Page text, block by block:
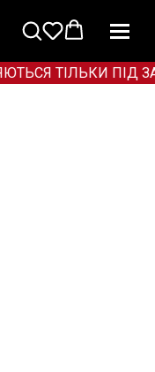
ТІЛЬКИ ПІД